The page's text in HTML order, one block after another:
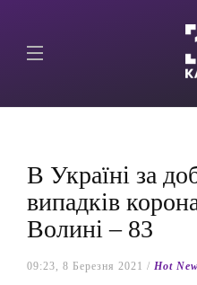
В Україні за
випадків
Волині – 83
09:23, 8 Березня 2021 / Hot